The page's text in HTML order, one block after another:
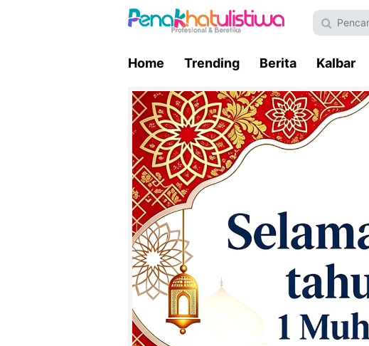
Home Trending Berita Kalbar